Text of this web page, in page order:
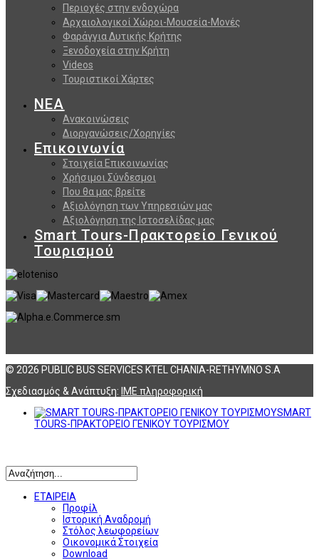
Περιοχές στην ενδοχώρα
Αρχαιολογικοί Χώροι-Μουσεία-Μονές
Φαράγγια Δυτικής Κρήτης
Ξενοδοχεία στην Κρήτη
Videos
Τουριστικοί Χάρτες
ΝΕΑ
Ανακοινώσεις
Διοργανώσεις/Χορηγίες
Επικοινωνία
Στοιχεία Επικοινωνίας
Χρήσιμοι Σύνδεσμοι
Που θα μας βρείτε
Αξιολόγηση των Υπηρεσιών μας
Αξιολόγηση της Ιστοσελίδας μας
Smart Tours-Πρακτορείο Γενικού
Τουρισμού
© 2026 PUBLIC BUS SERVICES KTEL CHANIA-RETHYMNO S.A
Σχεδιασμός & Ανάπτυξη: ΙΜΕ πληροφορική
SMART
TOURS-ΠΡΑΚΤΟΡΕΙΟ ΓΕΝΙΚΟΥ ΤΟΥΡΙΣΜΟΥ
ΕΤΑΙΡΕΙΑ
Προφίλ
Ιστορική Αναδρομή
Στόλος λεωφορείων
Οικονομικά Στοιχεία
Download